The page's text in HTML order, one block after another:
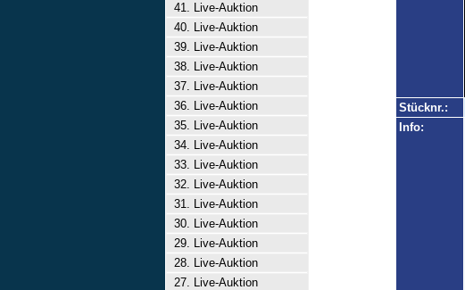
41. Live-Auktion
40. Live-Auktion
39. Live-Auktion
38. Live-Auktion
37. Live-Auktion
36. Live-Auktion
35. Live-Auktion
34. Live-Auktion
33. Live-Auktion
32. Live-Auktion
31. Live-Auktion
30. Live-Auktion
29. Live-Auktion
28. Live-Auktion
27. Live-Auktion
Stücknr.:
Info: